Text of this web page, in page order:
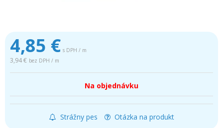
4,85 € s DPH / m
3,94 € bez DPH / m
Na objednávku
Strážny pes Otázka na produkt